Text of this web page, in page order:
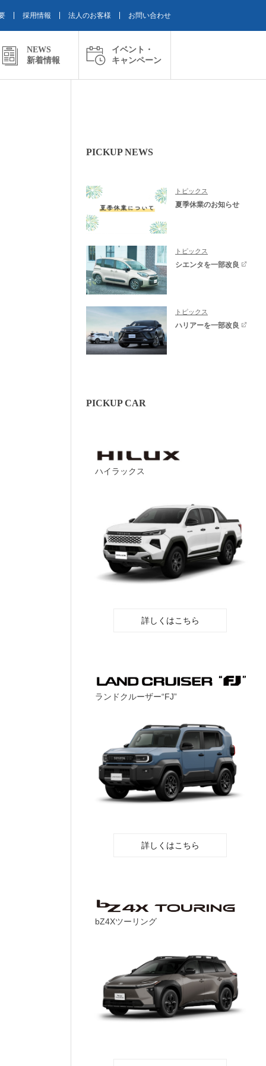
採用情報 法人のお客様 お問い合わせ
NEWS
新着情報
イベント・
キャンペーン
PICKUP NEWS
トピックス
夏季休業のお知らせ
トピックス
シエンタを一部改良
トピックス
ハリアーを一部改良
PICKUP CAR
ハイラックス
詳しくはこちら
ランドクルーザー“FJ”
詳しくはこちら
bZ4Xツーリング